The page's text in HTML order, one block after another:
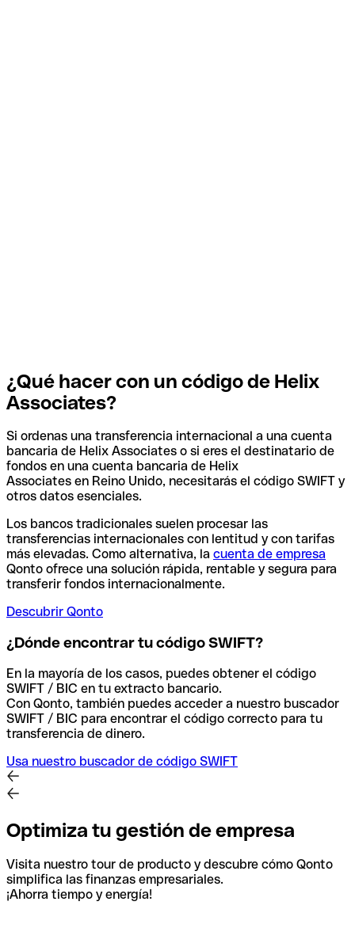
¿Qué hacer con un código de Helix
Associates?
Si ordenas una transferencia internacional a una cuenta
bancaria de Helix Associates o si eres el destinatario de
fondos en una cuenta bancaria de Helix
Associates en Reino Unido, necesitarás el código SWIFT y
otros datos esenciales.
Los bancos tradicionales suelen procesar las
transferencias internacionales con lentitud y con tarifas
más elevadas. Como alternativa, la cuenta de empresa
Qonto ofrece una solución rápida, rentable y segura para
transferir fondos internacionalmente.
Descubrir Qonto
¿Dónde encontrar tu código SWIFT?
En la mayoría de los casos, puedes obtener el código
SWIFT / BIC en tu extracto bancario.
Con Qonto, también puedes acceder a nuestro buscador
SWIFT / BIC para encontrar el código correcto para tu
transferencia de dinero.
Usa nuestro buscador de código SWIFT
Optimiza tu gestión de empresa
Visita nuestro tour de producto y descubre cómo Qonto
simplifica las finanzas empresariales.
¡Ahorra tiempo y energía!